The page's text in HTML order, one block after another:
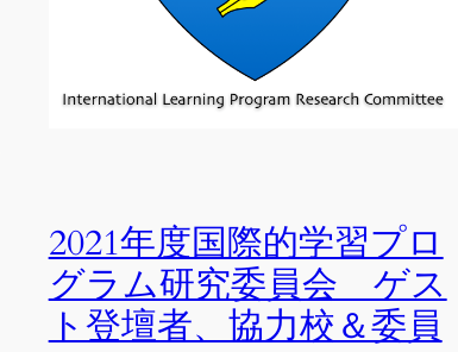
2021年度国際的学習プロ
グラム研究委員会 ゲス
ト登壇者、協力校＆委員